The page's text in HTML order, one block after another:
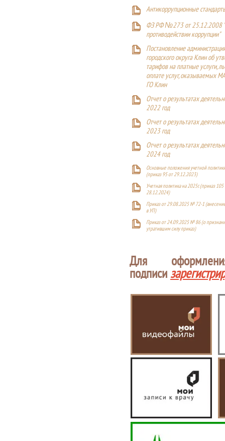
Антикоррупционные
ФЗ РФ №273 от 25.12.2008
противодействии коррупции"
Постановление
городского округа Клин об
тарифов на платные услуги,
оплате услуг, оказываемых
ГО Клин
Отчет о результатах
2022 год
Отчет о результатах
2023 год
Отчет о результатах
2024 год
Основные положения учетной
(приказ 95 от 29.12.2023)
Учетная политика на 2025г. (приказ 105
28.12.2024)
Приказ от 29.08.2025 № 72-1
в УП)
Приказ от 24.09.2025 № 86 (о
утратившим силу приказ)
Для
подписи